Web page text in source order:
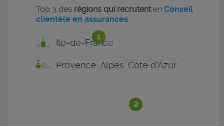
1
2
Top 3 des régions qui recrutentenConseil
clientèle en assurances
Ile-de-France
Provence-Alpes-Côte d'Azur